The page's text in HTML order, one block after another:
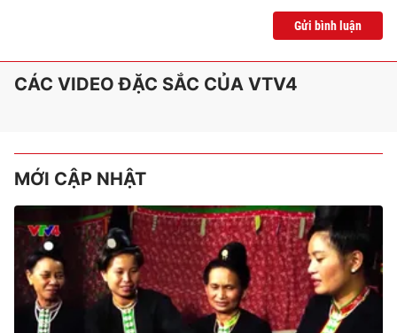
Gửi bình luận
CÁC VIDEO ĐẶC SẮC CỦA VTV4
MỚI CẬP NHẬT